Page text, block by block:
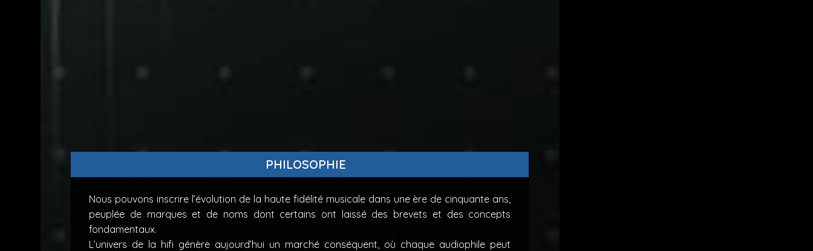
PHILOSOPHIE
Nous pouvons inscrire l’évolution de la haute fidélité musicale dans une ère de cinquante ans,
peuplée de marques et de noms dont certains ont laissé des brevets et des concepts
fondamentaux.
L’univers de la hifi génère aujourd’hui un marché conséquent, où chaque audiophile peut